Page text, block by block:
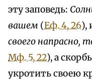
эту заповедь:
вашем (Еф. 4, 26),
своего напрасно,
Мф. 5, 22), а
укротить своею